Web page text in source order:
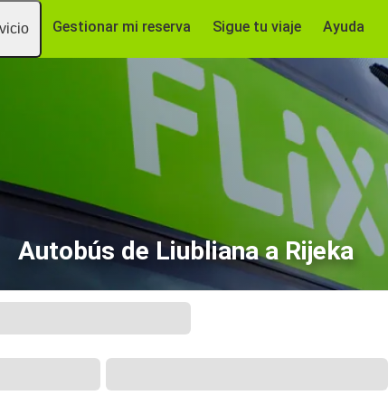
Gestionar mi reserva Sigue tu viaje Ayuda
Autobús de Liubliana a Rijeka